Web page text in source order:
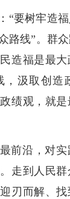
“要树牢造福
路线”。群
造福是最
汲取创造
绩观，就
前沿，对实
走到人民
刃而解、